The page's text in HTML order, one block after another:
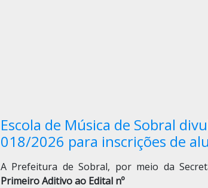
Escola de Música de Sobral
018/2026 para inscrições de
A Prefeitura de Sobral, por meio da
Primeiro Aditivo ao Edital nº